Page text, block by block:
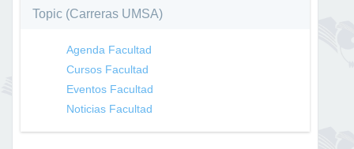
Topic (Carreras UMSA)
Agenda Facultad
Cursos Facultad
Eventos Facultad
Noticias Facultad